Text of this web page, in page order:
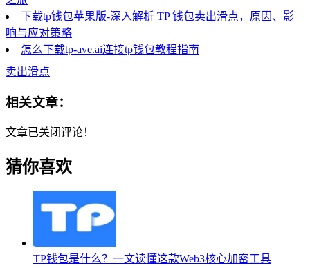
下载tp钱包苹果版-深入解析 TP 钱包卖出滑点，原因、影
响与应对策略
怎么下载tp-ave.ai连接tp钱包教程指南
卖出滑点
相关文章：
文章已关闭评论！
猜你喜欢
TP钱包是什么？一文读懂这款Web3核心加密工具